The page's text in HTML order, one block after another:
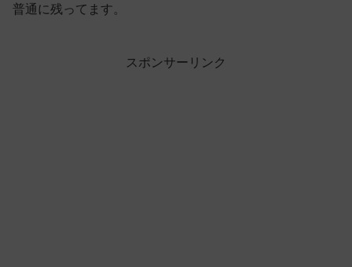
普通に残ってます。
スポンサーリンク